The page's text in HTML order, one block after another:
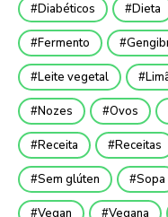
Diabéticos Dieta
Fermento
Leite vegetal
Nozes Ovos
Receita Receitas
Sem glúten Sopa
Vegan Vegana